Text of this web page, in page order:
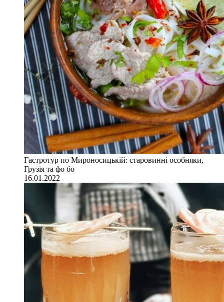
Гастротур по Мироносицькій: старовинні особняки,
Грузія та фо бо
16.01.2022